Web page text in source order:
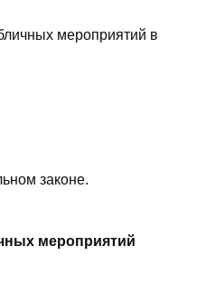
мероприятий в
законе.
мероприятий